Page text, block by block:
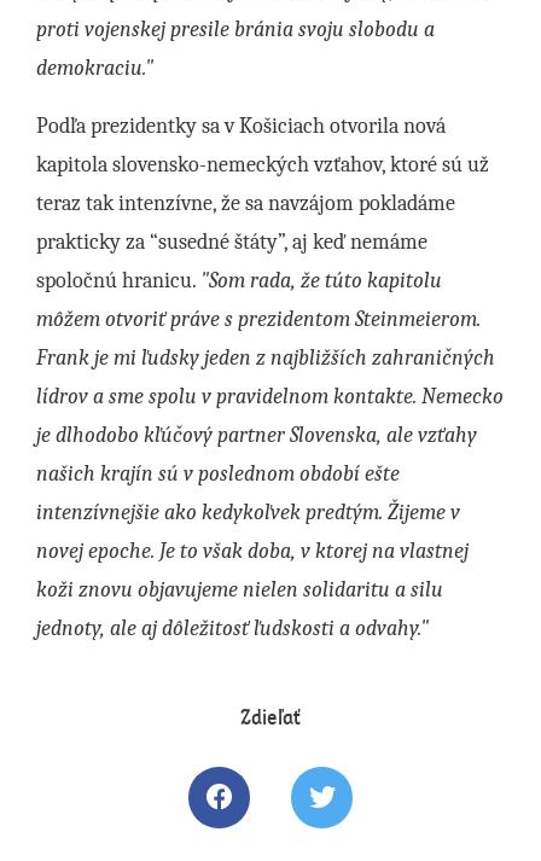
proti vojenskej presile bránia svoju slobodu a
demokraciu."
Podľa prezidentky sa v Košiciach otvorila nová
kapitola slovensko-nemeckých vzťahov, ktoré sú už
teraz tak intenzívne, že sa navzájom pokladáme
prakticky za “susedné štáty”, aj keď nemáme
spoločnú hranicu. "Som rada, že túto kapitolu
môžem otvoriť práve s prezidentom Steinmeierom.
Frank je mi ľudsky jeden z najbližších zahraničných
lídrov a sme spolu v pravidelnom kontakte. Nemecko
je dlhodobo kľúčový partner Slovenska, ale vzťahy
našich krajín sú v poslednom období ešte
intenzívnejšie ako kedykoľvek predtým. Žijeme v
novej epoche. Je to však doba, v ktorej na vlastnej
koži znovu objavujeme nielen solidaritu a silu
jednoty, ale aj dôležitosť ľudskosti a odvahy."
Zdieľať
Zdielať článok na Facebooku
Tweetovať článok